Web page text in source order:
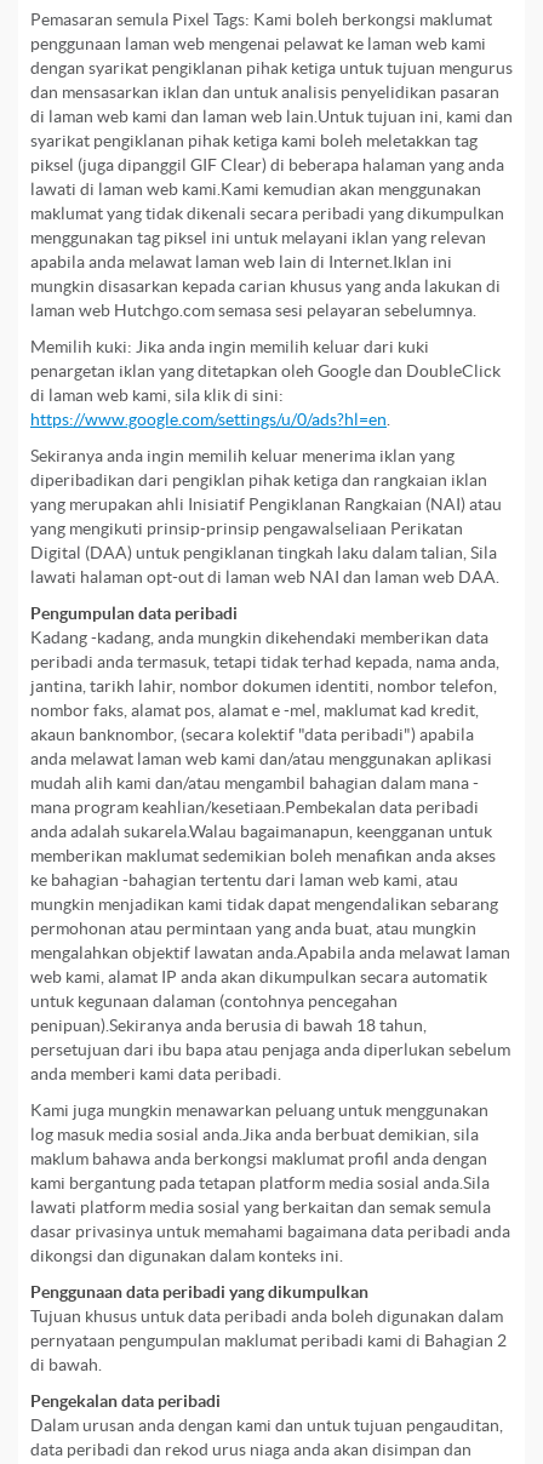
Pemasaran semula Pixel Tags: Kami boleh berkongsi maklumat
penggunaan laman web mengenai pelawat ke laman web kami
dengan syarikat pengiklanan pihak ketiga untuk tujuan mengurus
dan mensasarkan iklan dan untuk analisis penyelidikan pasaran
di laman web kami dan laman web lain.Untuk tujuan ini, kami dan
syarikat pengiklanan pihak ketiga kami boleh meletakkan tag
piksel (juga dipanggil GIF Clear) di beberapa halaman yang anda
lawati di laman web kami.Kami kemudian akan menggunakan
maklumat yang tidak dikenali secara peribadi yang dikumpulkan
menggunakan tag piksel ini untuk melayani iklan yang relevan
apabila anda melawat laman web lain di Internet.Iklan ini
mungkin disasarkan kepada carian khusus yang anda lakukan di
laman web Hutchgo.com semasa sesi pelayaran sebelumnya.
Memilih kuki: Jika anda ingin memilih keluar dari kuki
penargetan iklan yang ditetapkan oleh Google dan DoubleClick
di laman web kami, sila klik di sini:
https://www.google.com/settings/u/0/ads?hl=en
Sekiranya anda ingin memilih keluar menerima iklan yang
diperibadikan dari pengiklan pihak ketiga dan rangkaian iklan
yang merupakan ahli Inisiatif Pengiklanan Rangkaian (NAI) atau
yang mengikuti prinsip-prinsip pengawalseliaan Perikatan
Digital (DAA) untuk pengiklanan tingkah laku dalam talian, Sila
lawati halaman opt-out di laman web NAI dan laman web DAA.
Pengumpulan data peribadi
Kadang -kadang, anda mungkin dikehendaki memberikan data
peribadi anda termasuk, tetapi tidak terhad kepada, nama anda,
jantina, tarikh lahir, nombor dokumen identiti, nombor telefon,
nombor faks, alamat pos, alamat e -mel, maklumat kad kredit,
akaun banknombor, (secara kolektif "data peribadi") apabila
anda melawat laman web kami dan/atau menggunakan aplikasi
mudah alih kami dan/atau mengambil bahagian dalam mana -
mana program keahlian/kesetiaan.Pembekalan data peribadi
anda adalah sukarela.Walau bagaimanapun, keengganan untuk
memberikan maklumat sedemikian boleh menafikan anda akses
ke bahagian -bahagian tertentu dari laman web kami, atau
mungkin menjadikan kami tidak dapat mengendalikan sebarang
permohonan atau permintaan yang anda buat, atau mungkin
mengalahkan objektif lawatan anda.Apabila anda melawat laman
web kami, alamat IP anda akan dikumpulkan secara automatik
untuk kegunaan dalaman (contohnya pencegahan
penipuan).Sekiranya anda berusia di bawah 18 tahun,
persetujuan dari ibu bapa atau penjaga anda diperlukan sebelum
anda memberi kami data peribadi.
Kami juga mungkin menawarkan peluang untuk menggunakan
log masuk media sosial anda.Jika anda berbuat demikian, sila
maklum bahawa anda berkongsi maklumat profil anda dengan
kami bergantung pada tetapan platform media sosial anda.Sila
lawati platform media sosial yang berkaitan dan semak semula
dasar privasinya untuk memahami bagaimana data peribadi anda
dikongsi dan digunakan dalam konteks ini.
Penggunaan data peribadi yang dikumpulkan
Tujuan khusus untuk data peribadi anda boleh digunakan dalam
pernyataan pengumpulan maklumat peribadi kami di Bahagian 2
di bawah.
Pengekalan data peribadi
Dalam urusan anda dengan kami dan untuk tujuan pengauditan,
data peribadi dan rekod urus niaga anda akan disimpan dan